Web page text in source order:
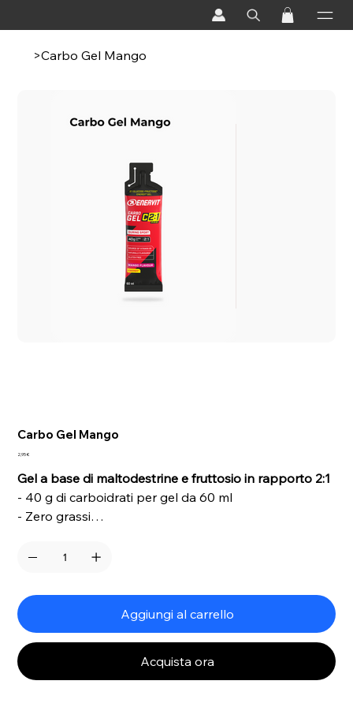
>Carbo Gel Mango
Carbo Gel Mango
Prezzo
2,95 €
Gel a base di maltodestrine e fruttosio in rapporto 2:1
- 40 g di carboidrati per gel da 60 ml
- Zero grassi
- Certificato VeganOK
Aggiungi al carrello
Acquista ora